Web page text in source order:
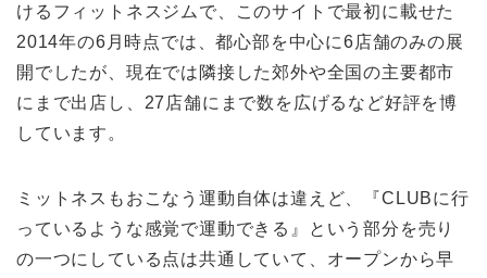
けるフィットネスジムで、このサイトで最初に載せた
2014年の6月時点では、都心部を中心に6店舗のみの展
開でしたが、現在では隣接した郊外や全国の主要都市
にまで出店し、27店舗にまで数を広げるなど好評を博
しています。
ミットネスもおこなう運動自体は違えど、『CLUBに行
っているような感覚で運動できる』という部分を売り
の一つにしている点は共通していて、オープンから早